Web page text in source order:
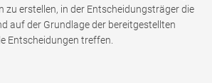
zu erstellen, in der Entscheidungsträger die
auf der Grundlage der bereitgestellten
Entscheidungen treffen.